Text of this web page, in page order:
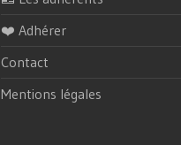
❤️ Adhérer
Contact
Mentions légales